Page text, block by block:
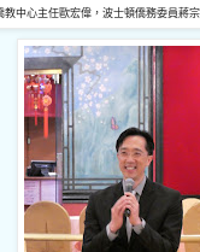
教中心主任歐宏偉，波士頓僑務委員蔣